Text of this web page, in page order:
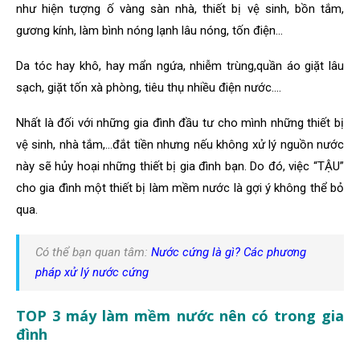
như hiện tượng ố vàng sàn nhà, thiết bị vệ sinh, bồn tắm,
gương kính, làm bình nóng lạnh lâu nóng, tốn điện…
Da tóc hay khô, hay mẩn ngứa, nhiễm trùng,quần áo giặt lâu
sạch, giặt tốn xà phòng, tiêu thụ nhiều điện nước….
Nhất là đối với những gia đình đầu tư cho mình những thiết bị
vệ sinh, nhà tắm,…đắt tiền nhưng nếu không xử lý nguồn nước
này sẽ hủy hoại những thiết bị gia đình bạn. Do đó, việc “TẬU”
cho gia đình một thiết bị làm mềm nước là gợi ý không thể bỏ
qua.
Có thể bạn quan tâm: Nước cứng là gì? Các phương
pháp xử lý nước cứng
TOP 3 máy làm mềm nước nên có trong gia
đình